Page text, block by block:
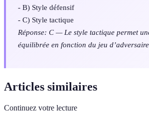
- B) Style défensif
- C) Style tactique
Réponse: C — Le style tactique permet
équilibrée en fonction du jeu
Articles similaires
Continuez votre lecture